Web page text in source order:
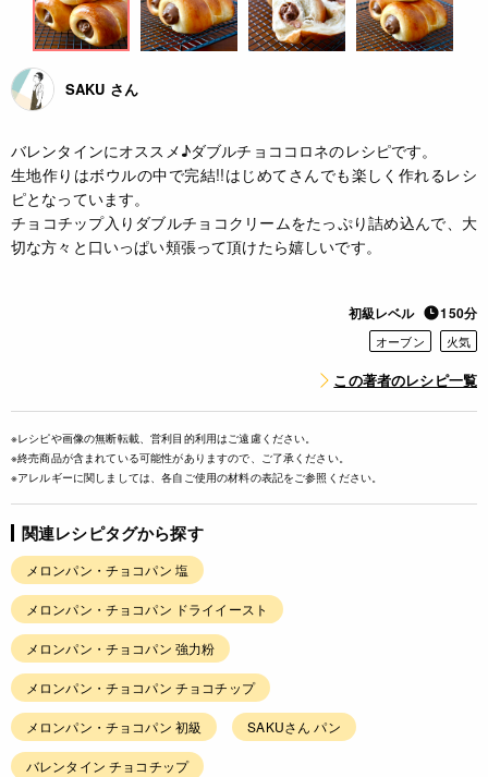
SAKU さん
バレンタインにオススメ♪ダブルチョココロネのレシピです。
生地作りはボウルの中で完結!!はじめてさんでも楽しく作れるレシ
ピとなっています。
チョコチップ入りダブルチョコクリームをたっぷり詰め込んで、大
切な方々と口いっぱい頬張って頂けたら嬉しいです。
初級レベル 150分
オーブン 火気
この著者のレシピ一覧
※レシピや画像の無断転載、営利目的利用はご遠慮ください。
※終売商品が含まれている可能性がありますので、ご了承ください。
※アレルギーに関しましては、各自ご使用の材料の表記をご参照ください。
関連レシピタグから探す
メロンパン・チョコパン 塩
メロンパン・チョコパン ドライイースト
メロンパン・チョコパン 強力粉
メロンパン・チョコパン チョコチップ
メロンパン・チョコパン 初級 SAKUさん パン
バレンタイン チョコチップ